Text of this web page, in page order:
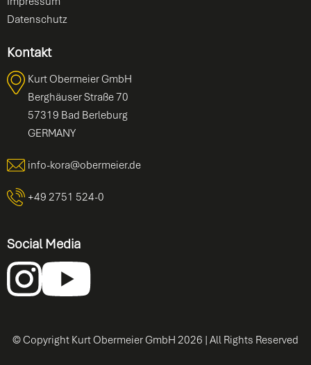
Datenschutz
Kontakt
Kurt Obermeier GmbH
Berghäuser Straße 70
57319 Bad Berleburg
GERMANY
info-kora@obermeier.de
+49 2751 524-0
Social Media
© Copyright Kurt Obermeier GmbH 2026 | All Rights Reserved